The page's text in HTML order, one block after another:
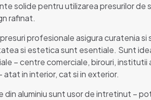
solide pentru utilizarea presurilor de
rafinat.
profesionale asigura curatenia
si estetica sunt esentiale. Sunt
– centre comerciale, birouri, institutii
atat in interior, cat si in exterior.
din aluminiu sunt usor de intretinut –